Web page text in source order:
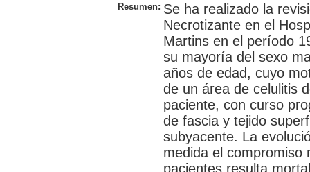
Resumen: Se ha realizado la
Necrotizante en el
Martins en el período
su mayoría del sexo
años de edad, cuyo
de un área de celulitis
paciente, con curso
de fascia y tejido
subyacente. La
medida el compromiso
pacientes resulta